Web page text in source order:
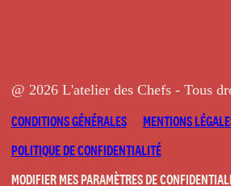
@ 2026 L'atelier des Chefs - Tous
CONDITIONS GÉNÉRALES
MENTIONS
POLITIQUE DE CONFIDENTIALITÉ
MODIFIER MES PARAMÈTRES DE